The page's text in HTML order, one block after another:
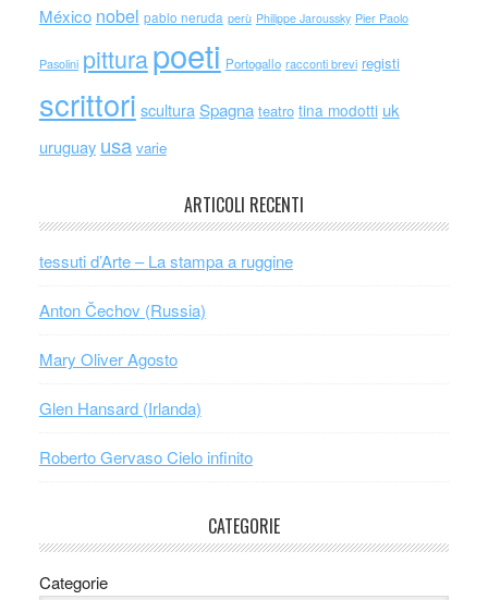
México nobel pablo neruda perù Philippe Jaroussky Pier Paolo
Pasolini pitturapoeti Portogallo racconti brevi registi
scrittori scultura Spagna teatro tina modotti uk
uruguay usa varie
ARTICOLI RECENTI
tessuti d’Arte – La stampa a ruggine
Anton Čechov (Russia)
Mary Oliver Agosto
Glen Hansard (Irlanda)
Roberto Gervaso Cielo infinito
CATEGORIE
Categorie